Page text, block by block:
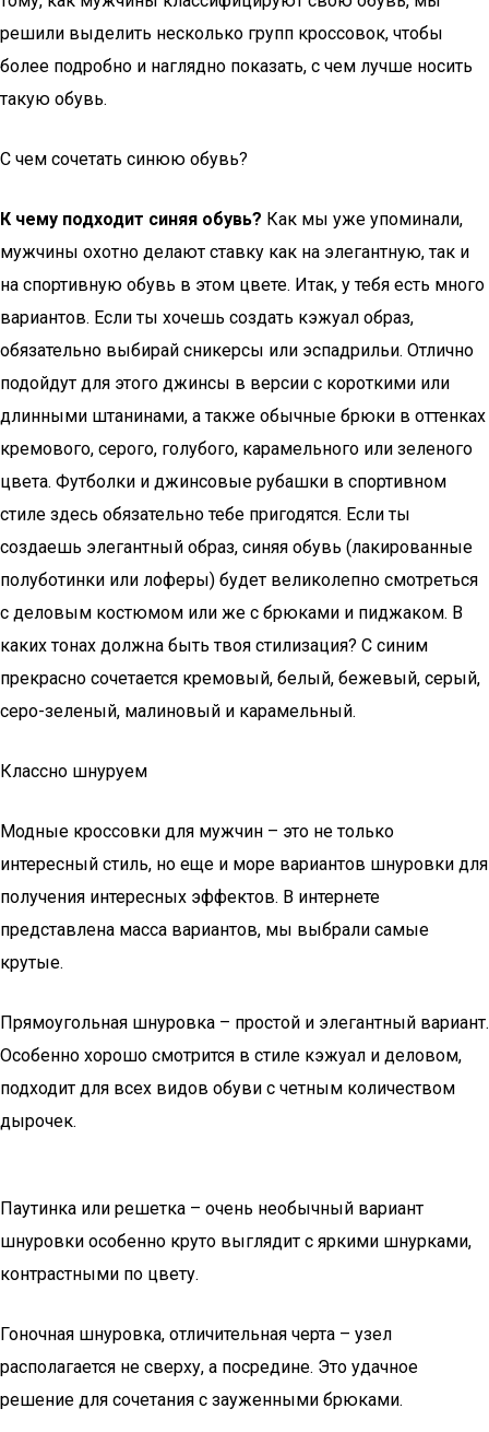
решили выделить несколько групп кроссовок, чтобы
более подробно и наглядно показать, с чем лучше носить
такую обувь.
С чем сочетать синюю обувь?
К чему подходит синяя обувь? Как мы уже упоминали,
мужчины охотно делают ставку как на элегантную, так и
на спортивную обувь в этом цвете. Итак, у тебя есть много
вариантов. Если ты хочешь создать кэжуал образ,
обязательно выбирай сникерсы или эспадрильи. Отлично
подойдут для этого джинсы в версии с короткими или
длинными штанинами, а также обычные брюки в оттенках
кремового, серого, голубого, карамельного или зеленого
цвета. Футболки и джинсовые рубашки в спортивном
стиле здесь обязательно тебе пригодятся. Если ты
создаешь элегантный образ, синяя обувь (лакированные
полуботинки или лоферы) будет великолепно смотреться
с деловым костюмом или же с брюками и пиджаком. В
каких тонах должна быть твоя стилизация? С синим
прекрасно сочетается кремовый, белый, бежевый, серый,
серо-зеленый, малиновый и карамельный.
Классно шнуруем
Модные кроссовки для мужчин – это не только
интересный стиль, но еще и море вариантов шнуровки для
получения интересных эффектов. В интернете
представлена масса вариантов, мы выбрали самые
крутые.
Прямоугольная шнуровка – простой и элегантный вариант.
Особенно хорошо смотрится в стиле кэжуал и деловом,
подходит для всех видов обуви с четным количеством
дырочек.
Паутинка или решетка – очень необычный вариант
шнуровки особенно круто выглядит с яркими шнурками,
контрастными по цвету.
Гоночная шнуровка, отличительная черта – узел
располагается не сверху, а посредине. Это удачное
решение для сочетания с зауженными брюками.